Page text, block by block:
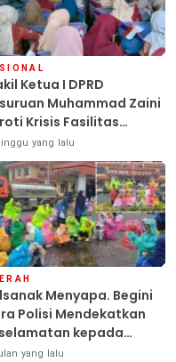
Ketua I DPRD
Muhammad Zaini
Krisis Fasilitas
di Tengah Efisiensi
yang lalu
Menyapa. Begini
Polisi Mendekatkan
kepada
Sejak Usia Dini
yang lalu